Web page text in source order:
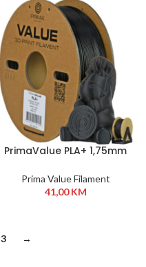
PrimaValue PLA+ 1,75mm
Prima Value Filament
41,00KM
3 →